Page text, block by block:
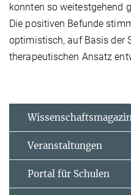
konnten so weitestgehend
Die positiven Befunde
optimistisch, auf Basis der
therapeutischen Ansatz
Veranstaltungen
Portal für Schulen